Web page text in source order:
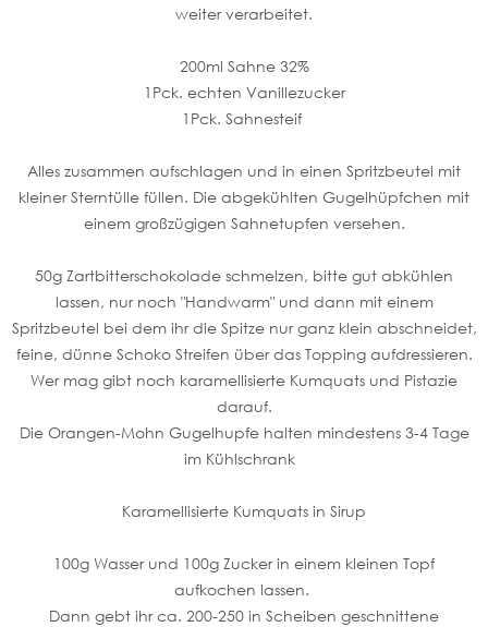
weiter verarbeitet.
200ml Sahne 32%
1Pck. echten Vanillezucker
1Pck. Sahnesteif
Alles zusammen aufschlagen und in einen Spritzbeutel mit
kleiner Sterntülle füllen. Die abgekühlten Gugelhüpfchen mit
einem großzügigen Sahnetupfen versehen.
50g Zartbitterschokolade schmelzen, bitte gut abkühlen
lassen, nur noch "Handwarm" und dann mit einem
Spritzbeutel bei dem ihr die Spitze nur ganz klein abschneidet,
feine, dünne Schoko Streifen über das Topping aufdressieren.
Wer mag gibt noch karamellisierte Kumquats und Pistazie
darauf.
Die Orangen-Mohn Gugelhupfe halten mindestens 3-4 Tage
im Kühlschrank
Karamellisierte Kumquats in Sirup
100g Wasser und 100g Zucker in einem kleinen Topf
aufkochen lassen.
Dann gebt ihr ca. 200-250 in Scheiben geschnittene